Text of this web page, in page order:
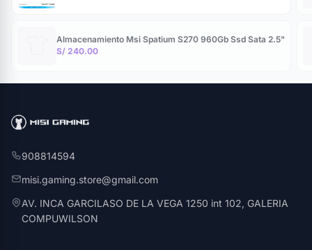
Almacenamiento Msi Spatium S270 960Gb Ssd Sata 2.5"
S/ 240.00
908814594
misi.gaming.store@gmail.com
AV. INCA GARCILASO DE LA VEGA 1250 int 102, GALERIA
COMPUWILSON